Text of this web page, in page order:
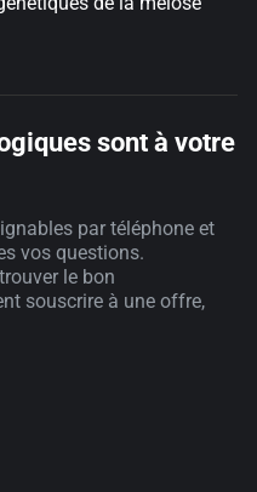
sont à votre
par téléphone et
vos questions.
le bon
souscrire à une offre,